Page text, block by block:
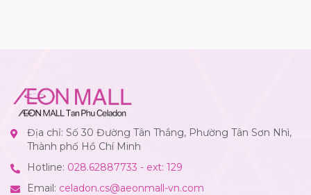
Địa chỉ: Số 30 Đường Tân Thắng, Phường Tân Sơn Nhì,
Thành phố Hồ Chí Minh
Hotline: 028.62887733 - ext: 129
Email: celadon.cs@aeonmall-vn.com